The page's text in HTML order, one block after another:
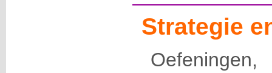
Strategie